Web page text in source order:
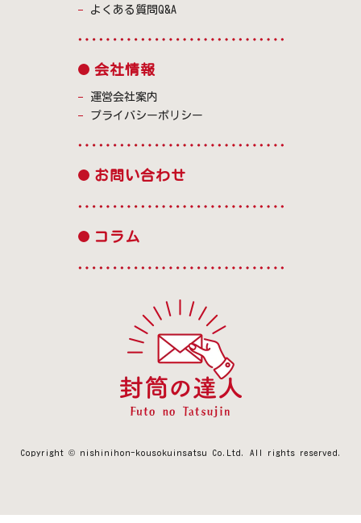
よくある質問Q&A
会社情報
運営会社案内
プライバシーポリシー
お問い合わせ
コラム
Copyright © nishinihon-kousokuinsatsu Co.Ltd. All rights reserved.